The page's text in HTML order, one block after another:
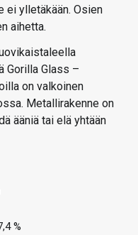
ei ylletäkään. Osien
aihetta.
Gorilla Glass –
on valkoinen
Metallirakenne on
ääniä tai elä yhtään
%